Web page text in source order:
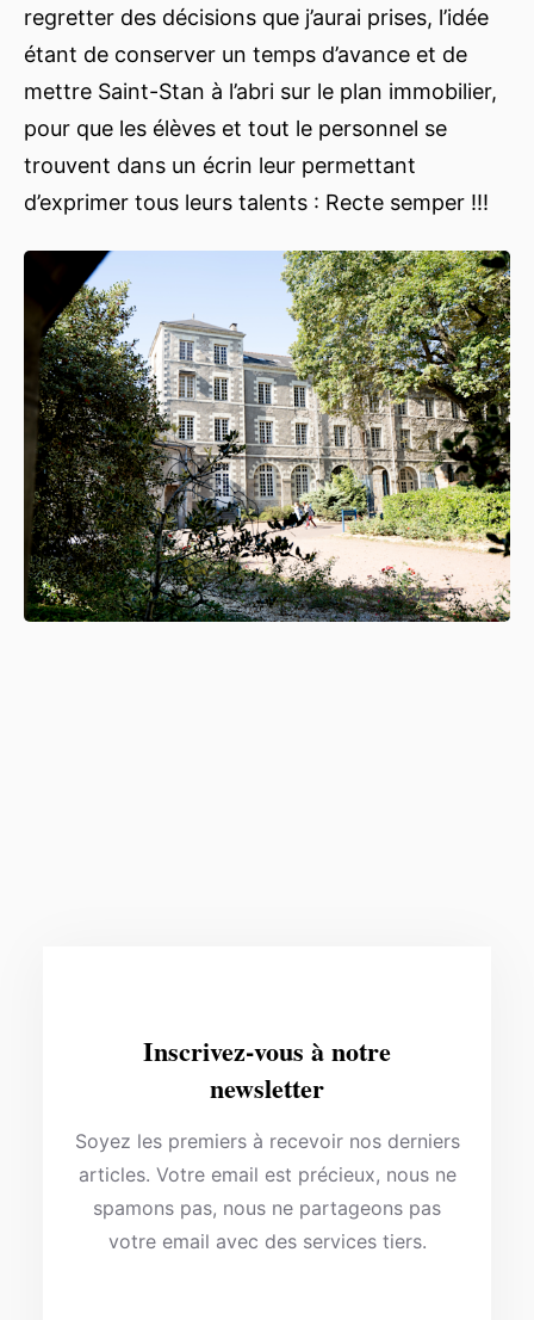
regretter des décisions que j’aurai prises, l’idée
étant de conserver un temps d’avance et de
mettre Saint-Stan à l’abri sur le plan immobilier,
pour que les élèves et tout le personnel se
trouvent dans un écrin leur permettant
d’exprimer tous leurs talents : Recte semper !!!
Inscrivez-vous à notre
newsletter
Soyez les premiers à recevoir nos derniers
articles. Votre email est précieux, nous ne
spamons pas, nous ne partageons pas
votre email avec des services tiers.